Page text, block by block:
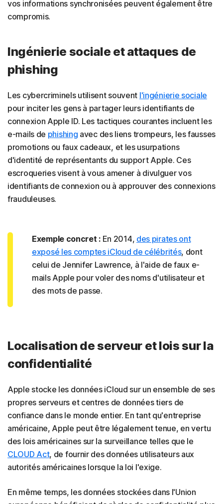
vos informations synchronisées peuvent également être
compromis.
Ingénierie sociale et attaques de
phishing
Les cybercriminels utilisent souvent l'ingénierie sociale
pour inciter les gens à partager leurs identifiants de
connexion Apple ID. Les tactiques courantes incluent les
e-mails de phishing avec des liens trompeurs, les fausses
promotions ou faux cadeaux, et les usurpations
d'identité de représentants du support Apple. Ces
escroqueries visent à vous amener à divulguer vos
identifiants de connexion ou à approuver des connexions
frauduleuses.
Exemple concret :En 2014, des pirates ont
exposé les comptes iCloud de célébrités, dont
celui de Jennifer Lawrence, à l'aide de faux e-
mails Apple pour voler des noms d'utilisateur et
des mots de passe.
Localisation de serveur et lois sur la
confidentialité
Apple stocke les données iCloud sur un ensemble de ses
propres serveurs et centres de données tiers de
confiance dans le monde entier. En tant qu'entreprise
américaine, Apple peut être légalement tenue, en vertu
des lois américaines sur la surveillance telles que le
CLOUD Act, de fournir des données utilisateurs aux
autorités américaines lorsque la loi l'exige.
En même temps, les données stockées dans l'Union